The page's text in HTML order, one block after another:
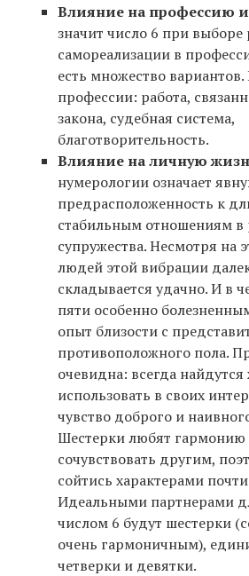
Влияние на профессию и
значит число 6 при выборе
самореализации в
есть множество
профессии: работа,
закона, судебная система,
благотворительность.
Влияние на личную
нумерологии означает
предрасположенность к
стабильным отношениям в
супружества. Несмотря на
людей этой вибрации
складывается удачно. И в
пяти особенно
опыт близости с
противоположного пола.
очевидна: всегда
использовать в своих
чувство доброго и
Шестерки любят
сочувствовать другим,
сойтись характерами
Идеальными партнерами
числом 6 будут шестерки
очень гармоничным),
четверки и девятки.